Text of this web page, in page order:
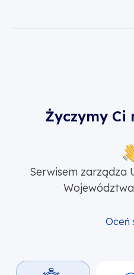
Życzymy Ci
Serwisem zarządza
Oceń